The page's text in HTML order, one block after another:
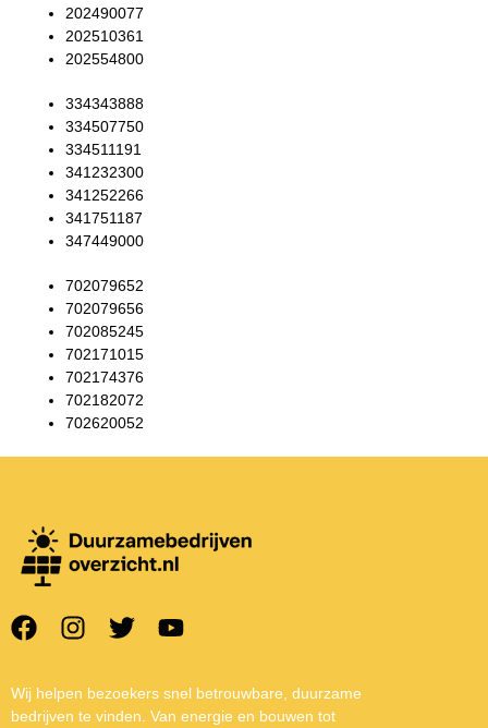
202490077
202510361
202554800
334343888
334507750
334511191
341232300
341252266
341751187
347449000
702079652
702079656
702085245
702171015
702174376
702182072
702620052
Wij helpen bezoekers snel betrouwbare, duurzame
bedrijven te vinden. Van energie en bouwen tot